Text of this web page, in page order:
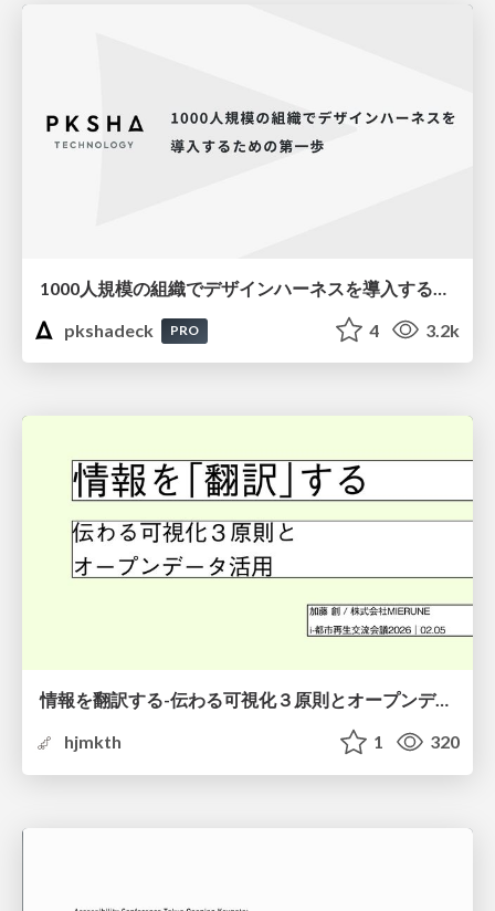
pkshadeck
PRO 4 3.2k
情報を翻訳する-伝わる可視化３原則とオープンデータ活用-
hjmkth
1 320